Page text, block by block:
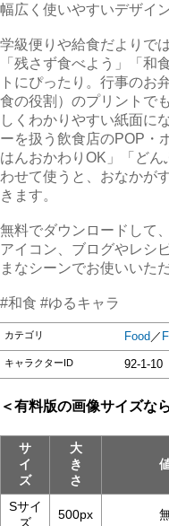
幅広く使いやすいデザイン
学級便りや給食だよりで
「残さず食べよう」「和
トにぴったり。行事のお
食の役割）のプリントで
しくわかりやすい紙面に
ーを扱う飲食店のPOP・
はんおかわりOK」「ど
わせて使うと、おなかが
きます。
無料でダウンロードして
アイコン、ブログやレシ
まなシーンでお使いいた
#和食 #ゆるキャラ
カテゴリ Food ／
キャラクターID 92-1-10
＜有料版の画像サイズな
サ
イ
ズ
大
き
さ
Sサイ
ズ
500px